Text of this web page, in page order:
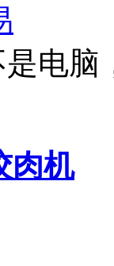
电脑
肉机